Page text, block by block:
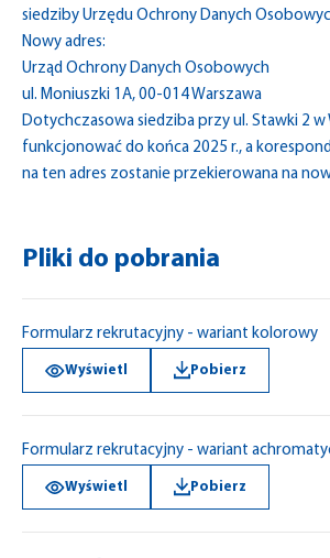
siedziby Urzędu Ochrony Danych
Nowy adres:
Urząd Ochrony Danych Osobowych
ul. Moniuszki 1A, 00-014 Warszawa
Dotychczasowa siedziba przy ul. Stawki 2 w
funkcjonować do końca 2025 r., a
na ten adres zostanie przekierowana na
Pliki do pobrania
Formularz rekrutacyjny - wariant kolorowy
Wyświetl Pobierz
Formularz rekrutacyjny - wariant
Wyświetl Pobierz